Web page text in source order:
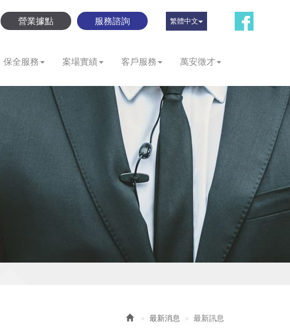
保全服務 案場實績 客戶服務 萬安徵才
營業據點 服務諮詢 繁體中文
最新消息 最新訊息